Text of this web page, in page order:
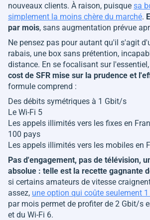
nouveaux clients. À raison, puisque sa
simplement la moins chère du marché.
par mois, sans augmentation prévue
Ne pensez pas pour autant qu'il s'agit
rabais, une box sans prétention,
distance. En se focalisant sur l'essentiel,
cost de SFR mise sur la prudence et
formule comprend :
Des débits symétriques à 1 Gbit/s
Le Wi-Fi 5
Les appels illimités vers les fixes en
100 pays
Les appels illimités vers les mobiles en
Pas d'engagement, pas de télévision,
absolue : telle est la recette gagnante
si certains amateurs de vitesse
assez, une option qui coûte seulement
par mois permet de profiter de 2 Gbit/s
et du Wi-Fi 6.